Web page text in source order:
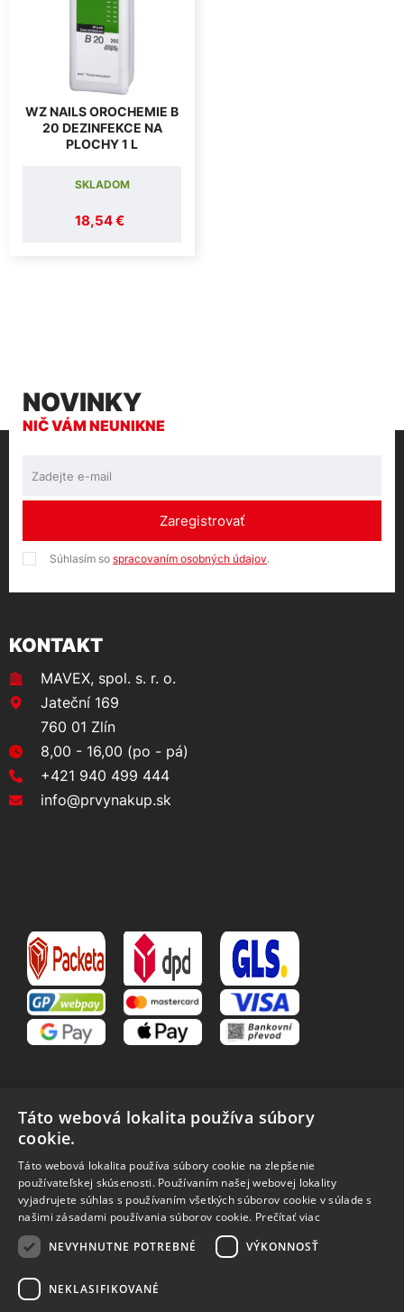
WZ NAILS OROCHEMIE B
20 DEZINFEKCE NA
PLOCHY 1 L
18,54 €
SKLADOM
NOVINKY
NIČ VÁM NEUNIKNE
Zaregistrovať
Súhlasím so spracovaním osobných údajov.
KONTAKT
MAVEX, spol. s. r. o.
Jateční 169
760 01 Zlín
8,00 - 16,00 (po - pá)
+421 940 499 444
info@prvynakup.sk
VŠETKO O NÁKUPE
O nás
Obchodné podmienky
Reklamačný poriadok
Reklamácia
Vrátenie tovaru
Spôsoby dopravy
Spracovanie osobných
údajov
Táto webová lokalita používa súbory
cookie.
Táto webová lokalita používa súbory cookie na zlepšenie
používateľskej skúsenosti. Používaním našej webovej lokality
vyjadrujete súhlas s používaním všetkých súborov cookie v súlade s
našimi zásadami používania súborov cookie. Prečítať viac
NEVYHNUTNE POTREBNÉ
VÝKONNOSŤ
NEKLASIFIKOVANÉ